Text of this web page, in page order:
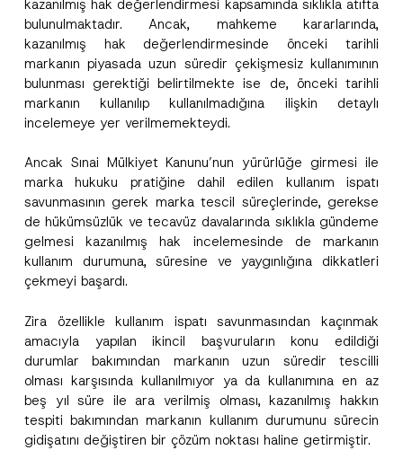
kazanılmış hak değerlendirmesi kapsamında sıklıkla atıfta
bulunulmaktadır. Ancak, mahkeme kararlarında,
kazanılmış hak değerlendirmesinde önceki tarihli
markanın piyasada uzun süredir çekişmesiz kullanımının
bulunması gerektiği belirtilmekte ise de, önceki tarihli
markanın kullanılıp kullanılmadığına ilişkin detaylı
incelemeye yer verilmemekteydi.
Ancak Sınai Mülkiyet Kanunu’nun yürürlüğe girmesi ile
marka hukuku pratiğine dahil edilen kullanım ispatı
savunmasının gerek marka tescil süreçlerinde, gerekse
de hükümsüzlük ve tecavüz davalarında sıklıkla gündeme
gelmesi kazanılmış hak incelemesinde de markanın
kullanım durumuna, süresine ve yaygınlığına dikkatleri
çekmeyi başardı.
Zira özellikle kullanım ispatı savunmasından kaçınmak
amacıyla yapılan ikincil başvuruların konu edildiği
durumlar bakımından markanın uzun süredir tescilli
olması karşısında kullanılmıyor ya da kullanımına en az
beş yıl süre ile ara verilmiş olması, kazanılmış hakkın
tespiti bakımından markanın kullanım durumunu sürecin
gidişatını değiştiren bir çözüm noktası haline getirmiştir.